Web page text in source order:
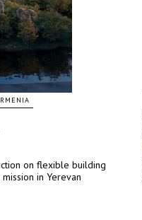
on flexible building
in Yerevan